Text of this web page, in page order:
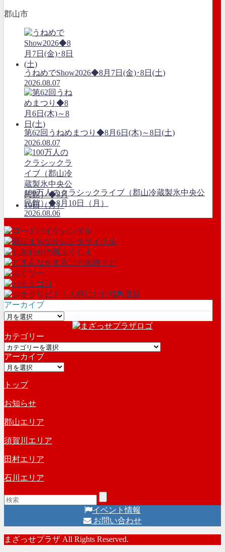
郡山市
うねめでShow2026◆8月7日(金)･8日(土)
2026.08.07
第62回うねめまつり◆8月6日(木)～8日(土)
2026.08.07
100万人のクラシックライブ（郡山冷蔵製氷中央公
民館）◆8月10日（月）
2026.08.06
アーカイブ
ア
カ
イ
ブ
カテゴリー
カ
テ
ゴ
ー
アーカイブ
ア
カ
イ
ブ
トップ
お知らせ
郡山エリア
須賀川エリア
田村エリア
石川エリア
イベント情報
お問い合わせ
まざっせプラザ All Rights Reserved.